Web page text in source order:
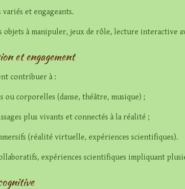
et engageants.
objets à manipuler, jeux de rôle, lecture interactive
et engagement
contribuer à :
ou corporelles (danse, théâtre, musique) ;
plus vivants et connectés à la réalité ;
(réalité virtuelle, expériences scientifiques).
expériences scientifiques impliquant